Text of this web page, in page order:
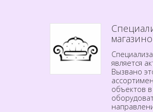
является
Вызвано
объектов